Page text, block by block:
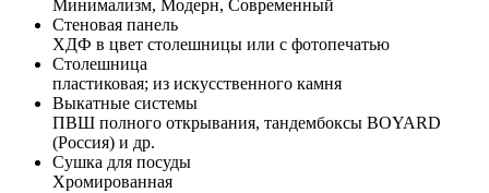
Минимализм, Модерн, Современный
Стеновая панель
ХДФ в цвет столешницы или с фотопечатью
Столешница
пластиковая; из искусственного камня
Выкатные системы
ПВШ полного открывания, тандембоксы BOYARD
(Россия) и др.
Сушка для посуды
Хромированная